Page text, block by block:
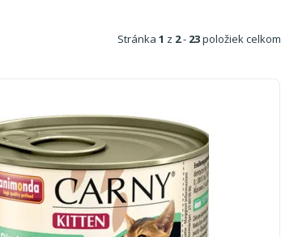
Stránka 1 z 2- 23položiek celkom